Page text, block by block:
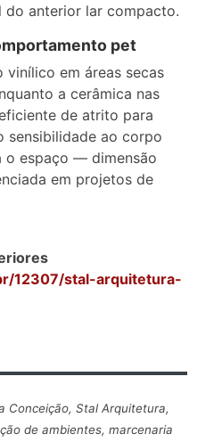
anterior lar compacto.
pet
em áreas secas
a cerâmica nas
de atrito para
sensibilidade ao corpo
o espaço — dimensão
em projetos de
12307/stal-arquitetura-
Conceição, Stal Arquitetura,
de ambientes, marcenaria